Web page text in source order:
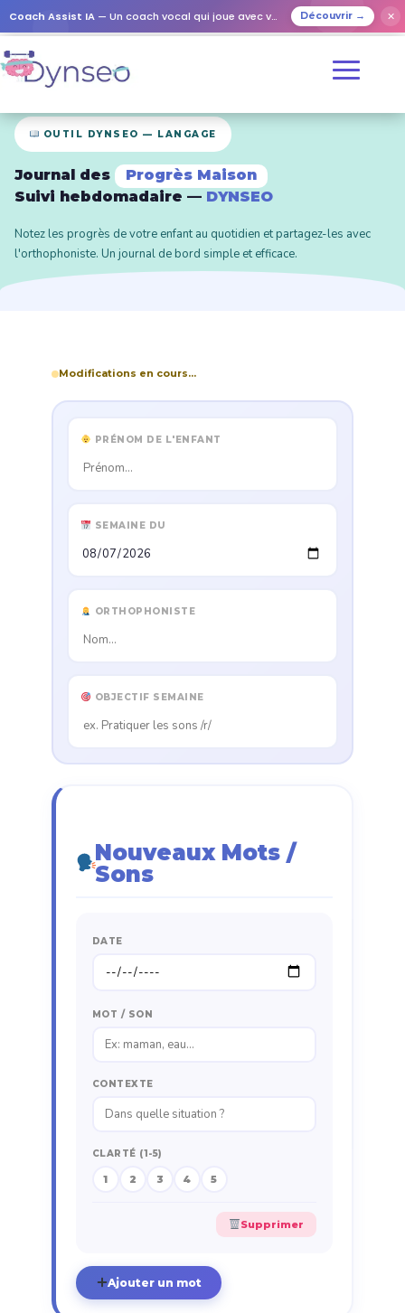
Coach Assist IA — Un coach vocal qui joue avec vos proches Découvrir → ✕
OUTIL DYNSEO — LANGAGE
Journal des
Progrès Maison
Suivi hebdomadaire — DYNSEO
Notez les progrès de votre enfant au quotidien et partagez-les avec
l'orthophoniste. Un journal de bord simple et efficace.
Modifications en cours...
PRÉNOM DE L'ENFANT
SEMAINE DU
ORTHOPHONISTE
OBJECTIF SEMAINE
Nouveaux Mots /
Sons
DATE
MOT / SON
CONTEXTE
CLARTÉ (1-5)
1 2 3 4 5
Supprimer
Ajouter un mot